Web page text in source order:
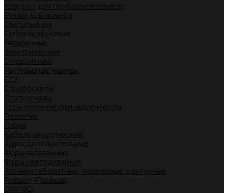
Коврики для приборной панели
Рамки для номера
Светильники
Сигналы звуковые
Воздушные
Электрические
Спецсигналы
Импульсные маячки
СГУ
Стробоскопы
Стопсигналы
Установочные принадлежности
Герметик
Гофра
Кабель акустический
Фары дополнительные
Фары галогенные
Фары светодиодные
Фонари габаритные, маркерные, контурные
Fristom (Польша)
ORPRO